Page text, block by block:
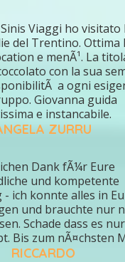
Viaggi ho visitato
del Trentino. Ottima
e menÃ¹. La
con la sua
a ogni
Giovanna guida
e instancabile.
ZURRU
Dank fÃ¼r Eure
und kompetente
ich konnte alles in
und brauchte nur
Schade dass es
Bis zum nÃ¤chsten
RICCARDO